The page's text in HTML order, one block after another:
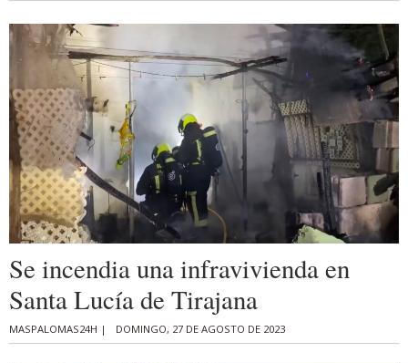
Se incendia una infravivienda en
Santa Lucía de Tirajana
MASPALOMAS24H | DOMINGO, 27 DE AGOSTO DE 2023